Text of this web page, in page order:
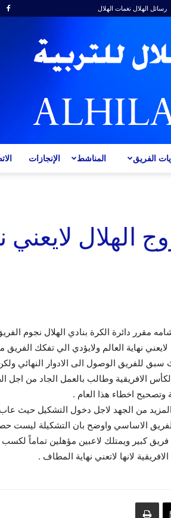
رسائل الهلال نغمات الهلال
الإنجازات المناشط الفريق
الهلال لايعني
مقرر دائرة الكرة بنادي الهلال نجوم
نهاية العالم ولايؤدي الي تفكك
حيث سبق للفريق الوصول الى الادوار النهائي
الافريقية وطالب بالعمل الجاد من اجل
وتصحيح اخطاء هذا العام .
المزيد من الجهد لاجل دخول التشكيل حيث
الاساسي واوضح بان التشكيلة ليست
فريق كبير ويمتلك لاعبين مؤهلين تماماً
لانها لاتعني نهاية المطاف .